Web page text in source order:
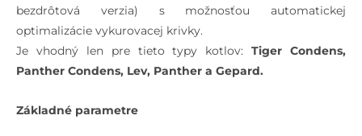
bezdrôtová verzia) s možnosťou automatickej
optimalizácie vykurovacej krivky.
Je vhodný len pre tieto typy kotlov:Tiger Condens,
Panther Condens, Lev, Panther a Gepard.
Základné parametre